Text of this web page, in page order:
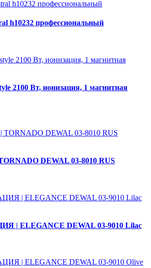
h10232 профессиональный
2100 Вт, ионизация, 1 магнитная
DEWAL 03-8010 RUS
| ELEGANCE DEWAL 03-9010 Lilac